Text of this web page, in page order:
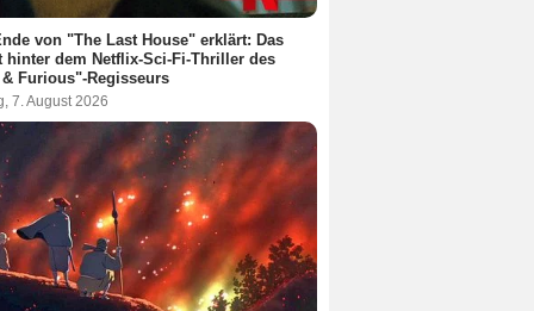
von "The Last House" erklärt: Das
hinter dem Netflix-Sci-Fi-Thriller des
Furious"-Regisseurs
7. August 2026